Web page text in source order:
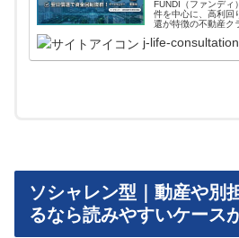
FUNDI（ファンディ
件を中心に、高利回
還が特徴の不動産ク
投資家目線で解説し
j-life-
ソシャレン型｜動産や別
るなら読みやすいケース